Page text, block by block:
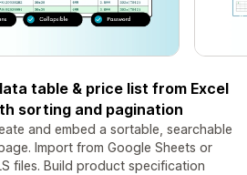
table & price list from Excel
sorting and pagination
and embed a sortable, searchable
Import from Google Sheets or
files. Build product specification